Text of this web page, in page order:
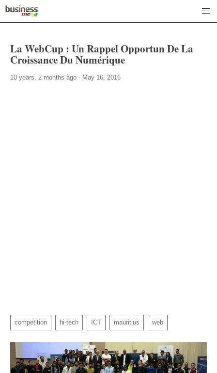
La WebCup : Un Rappel Opportun De La
Croissance Du Numérique
10 years, 2 months ago - May 16, 2016
competition hi-tech ICT mauritius web